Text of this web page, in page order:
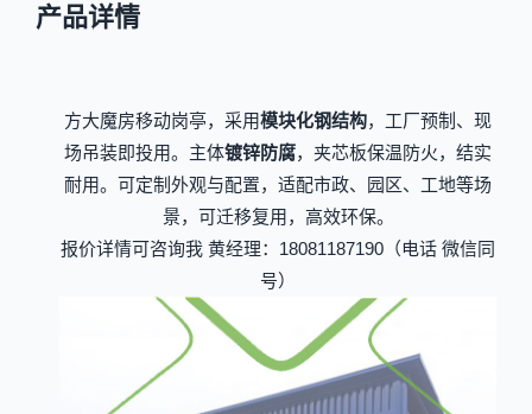
产品详情
方大魔房移动岗亭，采用模块化钢结构，工厂预制、现
场吊装即投用。主体镀锌防腐，夹芯板保温防火，结实
耐用。可定制外观与配置，适配市政、园区、工地等场
景，可迁移复用，高效环保。
报价详情可咨询我 黄经理：18081187190（电话 微信同
号）